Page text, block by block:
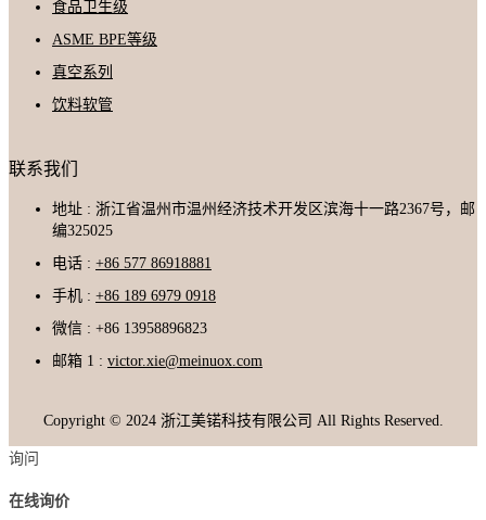
食品卫生级
ASME BPE等级
真空系列
饮料软管
联系我们
地址 : 浙江省温州市温州经济技术开发区滨海十一路2367号，邮
编325025
电话 : +86 577 86918881
手机 : +86 189 6979 0918
微信 : +86 13958896823
邮箱 1 : victor.xie@meinuox.com
Copyright © 2024 浙江美锘科技有限公司 All Rights Reserved.
询问
在线询价